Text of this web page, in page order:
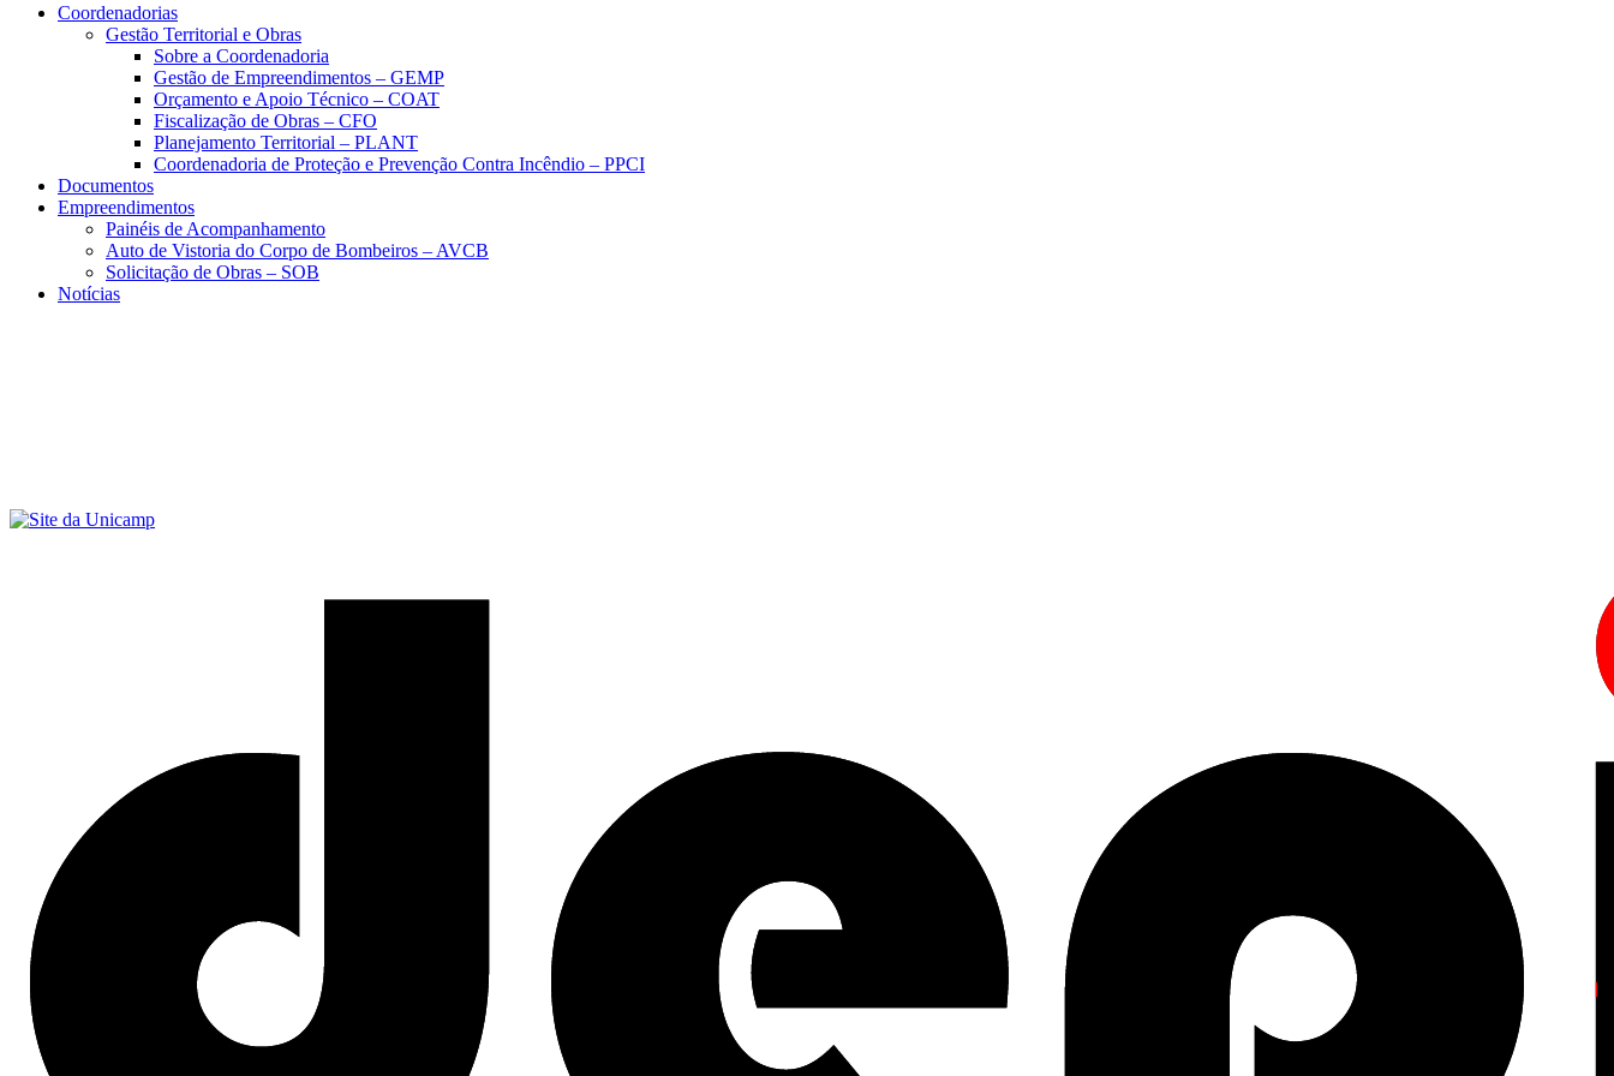
Coordenadorias
Gestão Territorial e Obras
Sobre a Coordenadoria
Gestão de Empreendimentos – GEMP
Orçamento e Apoio Técnico – COAT
Fiscalização de Obras – CFO
Planejamento Territorial – PLANT
Coordenadoria de Proteção e Prevenção Contra Incêndio – PPCI
Documentos
Empreendimentos
Painéis de Acompanhamento
Auto de Vistoria do Corpo de Bombeiros – AVCB
Solicitação de Obras – SOB
Notícias